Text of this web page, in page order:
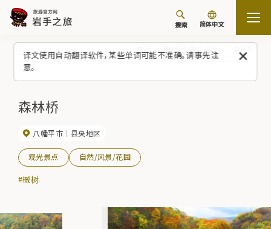
译文使用自动翻译软件，某些单词可能不准确。请事先注
意。
搜索 简体中文
森林桥
八幡平市 县央地区
观光景点 自然/风景/花园
#槭树